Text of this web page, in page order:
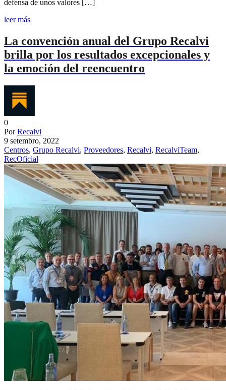
defensa de unos valores […]
leer más
La convención anual del Grupo Recalvi
brilla por los resultados excepcionales y
la emoción del reencuentro
0
PorRecalvi
9 setembro, 2022
Centros, Grupo Recalvi, Proveedores, Recalvi, RecalviTeam,
RecOficial